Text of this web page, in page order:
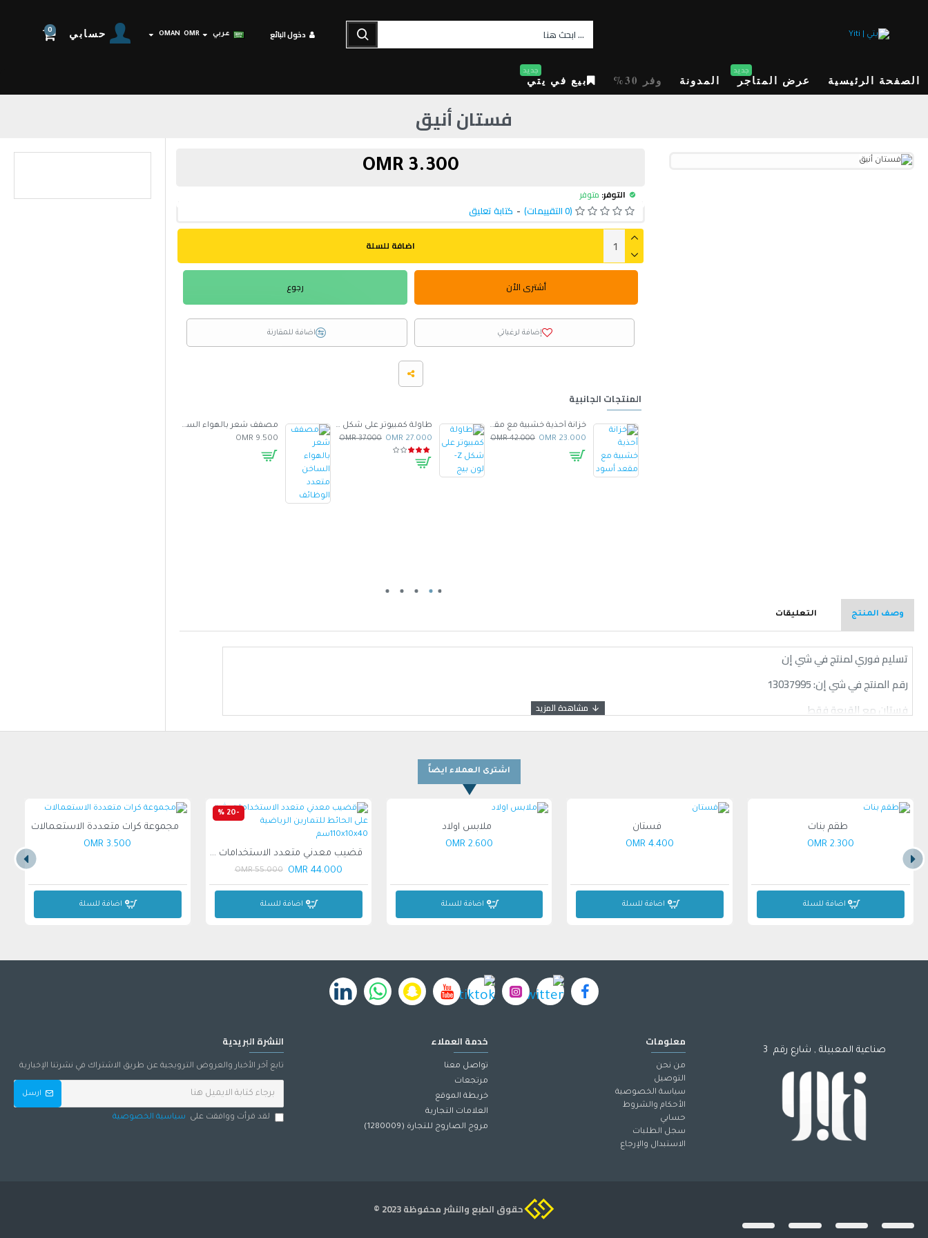
دخول البائع عربي OMR
OMAN حسابي 0
الصفحة الرئيسية عرض المتاجر
جديد
المدونة وفر 30% بيع في يتي
جديد
فستان أنيق
التوفر: متوفر
(0 التقييمات) - كتابة تعليق
3.300 OMR
اضافة للسلة
أشترى الأن رجوع
إضافة لرغباتي اضافة للمقارنة
المنتجات الجانبية
خزانة أحذية خشبية مع مقعد أسود
23.000 OMR
42.000 OMR
طاولة كمبيوتر على شكل Z- لون بيج
27.000 OMR
37.000 OMR
مصفف شعر بالهواء الساخن متعدد الوظائف
9.500 OMR
وصف المنتج التعليقات
تسليم فوري لمنتج في شي إن
رقم المنتج في شي إن:13037995
فستان مع القبعة فقط
عمر: ٢-٣ سنوات
اشترى العملاء ايضاً
طقم بنات
2.300 OMR
اضافة للسلة
فستان
4.400 OMR
اضافة للسلة
ملابس اولاد
2.600 OMR
اضافة للسلة
-20 %
قضيب معدني متعدد الاستخدامات يثبت على الحائط للتمارين الرياضية 110x10x40سم
44.000 OMR
55.000 OMR
اضافة للسلة
مجموعة كرات متعددة الاستعمالات
3.500 OMR
اضافة للسلة
صناعية المعبيلة , شارع رقم 3
معلومات
من نحن
التوصيل
سياسة الخصوصية
الأحكام والشروط
حسابي
سجل الطلبات
الاستبدال والإرجاع
خدمة العملاء
تواصل معنا
مرتجعات
خريطة الموقع
العلامات التجارية
مروج الصاروج للتجارة (1280009)
النشرة البريدية
تابع آخر الأخبار والعروض الترويجية عن طريق الاشتراك في نشرتنا الإخبارية
ارسل
لقد قرأت ووافقت على سياسية الخصوصية
حقوق الطبع والنشر محفوظة 2023 ©